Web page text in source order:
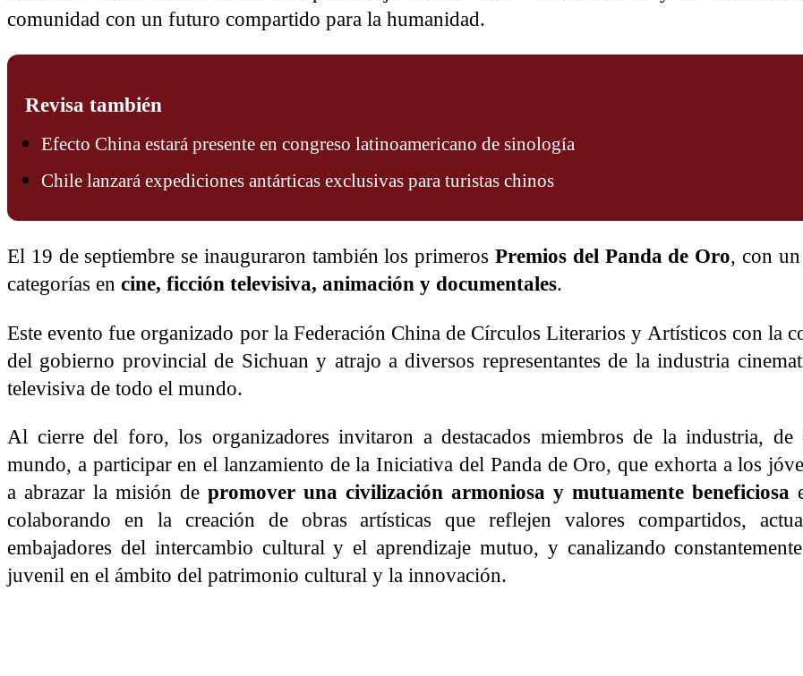
comunidad con un futuro compartido para la humanidad.
Revisa también
Efecto China estará presente en congreso latinoamericano de sinología
Chile lanzará expediciones antárticas exclusivas para turistas chinos
El 19 de septiembre se inauguraron también los primeros Premios del Panda de Oro, con
categorías en cine, ficción televisiva, animación y documentales.
Este evento fue organizado por la Federación China de Círculos Literarios y Artísticos con la
del gobierno provincial de Sichuan y atrajo a diversos representantes de la industria
televisiva de todo el mundo.
Al cierre del foro, los organizadores invitaron a destacados miembros de la industria,
mundo, a participar en el lanzamiento de la Iniciativa del Panda de Oro, que exhorta a los
a abrazar la misión de promover una civilización armoniosa y mutuamente beneficiosa
colaborando en la creación de obras artísticas que reflejen valores compartidos,
embajadores del intercambio cultural y el aprendizaje mutuo, y canalizando
juvenil en el ámbito del patrimonio cultural y la innovación.